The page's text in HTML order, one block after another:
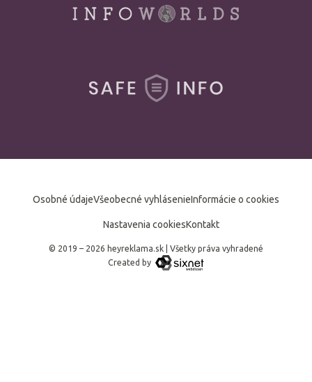
Osobné údajeVšeobecné vyhlásenieInformácie o cookies
Nastavenia cookiesKontakt
© 2019 – 2026 heyreklama.sk
Všetky práva vyhradené
Created by